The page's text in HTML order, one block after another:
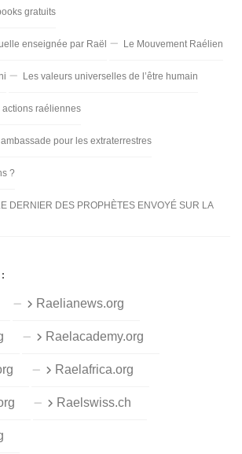
gratuits
enseignée par Raël Le Mouvement Raélien
Les valeurs universelles de l’être humain
actions raéliennes
pour les extraterrestres
?
DERNIER DES PROPHÈTES ENVOYÉ SUR LA
Raelianews.org
Raelacademy.org
Raelafrica.org
Raelswiss.ch